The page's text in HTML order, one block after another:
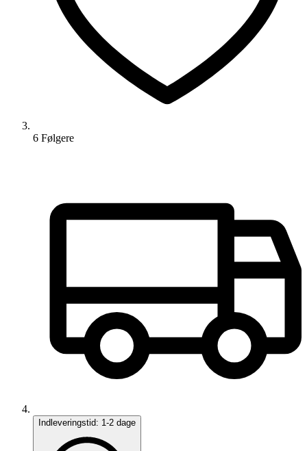
6 Følgere
Indleveringstid: 1-2 dage